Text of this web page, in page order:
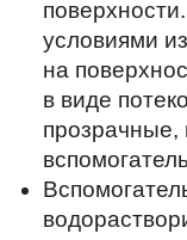
необходимо
основания, в
короткого
остатка.